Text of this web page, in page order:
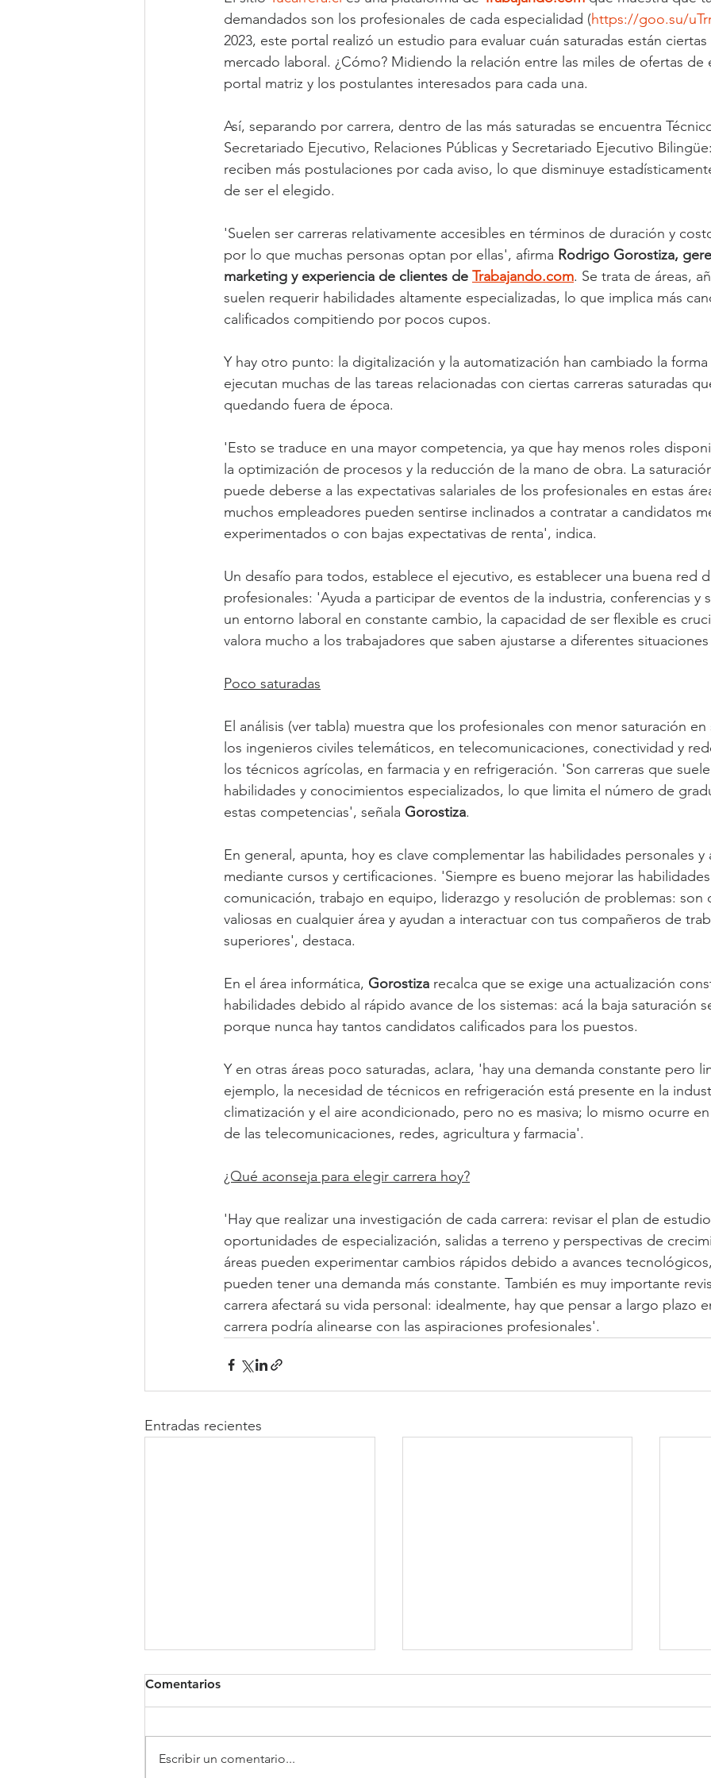
demandados son los profesionales de cada especialidad (https://goo.su/
2023, este portal realizó un estudio para evaluar cuán saturadas están
mercado laboral. ¿Cómo? Midiendo la relación entre las miles de ofertas
portal matriz y los postulantes interesados para cada una.
Así, separando por carrera, dentro de las más saturadas se encuentra
Secretariado Ejecutivo, Relaciones Públicas y Secretariado Ejecutivo
reciben más postulaciones por cada aviso, lo que disminuye
de ser el elegido.
'Suelen ser carreras relativamente accesibles en términos de duración y
por lo que muchas personas optan por ellas', afirma Rodrigo Gorostiza,
marketing y experiencia de clientes de Trabajando.com. Se trata de áreas,
suelen requerir habilidades altamente especializadas, lo que implica más
calificados compitiendo por pocos cupos.
Y hay otro punto: la digitalización y la automatización han cambiado la
ejecutan muchas de las tareas relacionadas con ciertas carreras saturadas
quedando fuera de época.
'Esto se traduce en una mayor competencia, ya que hay menos roles
la optimización de procesos y la reducción de la mano de obra. La
puede deberse a las expectativas salariales de los profesionales en estas
muchos empleadores pueden sentirse inclinados a contratar a candidatos
experimentados o con bajas expectativas de renta', indica.
Un desafío para todos, establece el ejecutivo, es establecer una buena red
profesionales: 'Ayuda a participar de eventos de la industria, conferencias y
un entorno laboral en constante cambio, la capacidad de ser flexible es
valora mucho a los trabajadores que saben ajustarse a diferentes
Poco saturadas
El análisis (ver tabla) muestra que los profesionales con menor saturación
los ingenieros civiles telemáticos, en telecomunicaciones, conectividad y
los técnicos agrícolas, en farmacia y en refrigeración. 'Son carreras que
habilidades y conocimientos especializados, lo que limita el número de
estas competencias', señala Gorostiza.
En general, apunta, hoy es clave complementar las habilidades personales y
mediante cursos y certificaciones. 'Siempre es bueno mejorar las
comunicación, trabajo en equipo, liderazgo y resolución de problemas: son
valiosas en cualquier área y ayudan a interactuar con tus compañeros de
superiores', destaca.
En el área informática, Gorostiza recalca que se exige una actualización
habilidades debido al rápido avance de los sistemas: acá la baja saturación
porque nunca hay tantos candidatos calificados para los puestos.
Y en otras áreas poco saturadas, aclara, 'hay una demanda constante pero
ejemplo, la necesidad de técnicos en refrigeración está presente en la
climatización y el aire acondicionado, pero no es masiva; lo mismo ocurre
de las telecomunicaciones, redes, agricultura y farmacia'.
¿Qué aconseja para elegir carrera hoy?
'Hay que realizar una investigación de cada carrera: revisar el plan de
oportunidades de especialización, salidas a terreno y perspectivas de
áreas pueden experimentar cambios rápidos debido a avances
pueden tener una demanda más constante. También es muy importante
carrera afectará su vida personal: idealmente, hay que pensar a largo plazo
carrera podría alinearse con las aspiraciones profesionales'.
Entradas recientes
Clínica Somno
Comentarios
Escribir un comentario...